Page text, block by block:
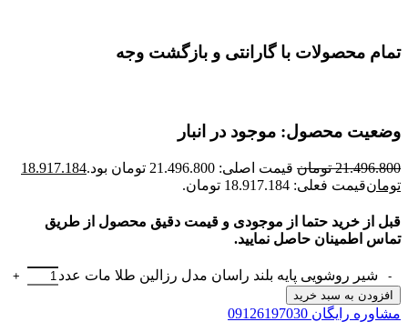
تمام محصولات با گارانتی و بازگشت وجه
وضعیت محصول: موجود در انبار
21.496.800 تومان قیمت اصلی: 21.496.800 تومان بود.
18.917.184
تومانقیمت فعلی: 18.917.184 تومان.
قبل از خرید حتما از موجودی و قیمت دقیق محصول از طریق
تماس اطمینان حاصل نمایید.
شیر روشویی پایه بلند راسان مدل رزالین طلا مات عدد
افزودن به سبد خرید
مشاوره رایگان 09126197030